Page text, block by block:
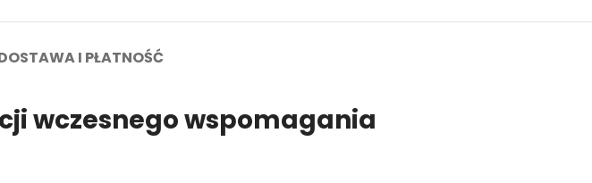
I PŁATNOŚĆ
wczesnego wspomagania